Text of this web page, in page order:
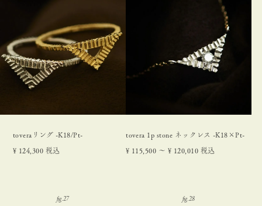
toveraリング -K18/Pt-
¥ 124,300 税込
tovera 1p stone ネックレス -K18×Pt-
¥ 115,500 〜 ¥ 120,010 税込